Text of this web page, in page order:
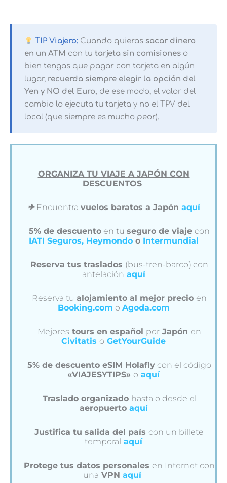
TIP Viajero: Cuando quieras sacar dinero
en un ATM con tu tarjeta sin comisiones o
bien tengas que pagar con tarjeta en algún
lugar, recuerda siempre elegir la opción del
Yen y NO del Euro, de ese modo, el valor del
cambio lo ejecuta tu tarjeta y no el TPV del
local (que siempre es mucho peor).
ORGANIZA TU VIAJE A JAPÓN CON
DESCUENTOS
✈︎ Encuentra vuelos baratos a Japón aquí
5% de descuento en tuseguro de viaje con
IATI Seguros, Heymondoo Intermundial
Reserva tus traslados (bus-tren-barco) con
antelación aquí
Reserva tu alojamiento al mejor precio en
Booking.com o Agoda.com
Mejores tours en español por Japón en
Civitatis o GetYourGuide
5% de descuento eSIM Holafly con el código
«VIAJESYTIPS» o aquí
Traslado organizado hasta o desde el
aeropuerto aquí
Justifica tu salida del país con un billete
temporal aquí
Protege tus datos personales en Internet con
una VPN aquí